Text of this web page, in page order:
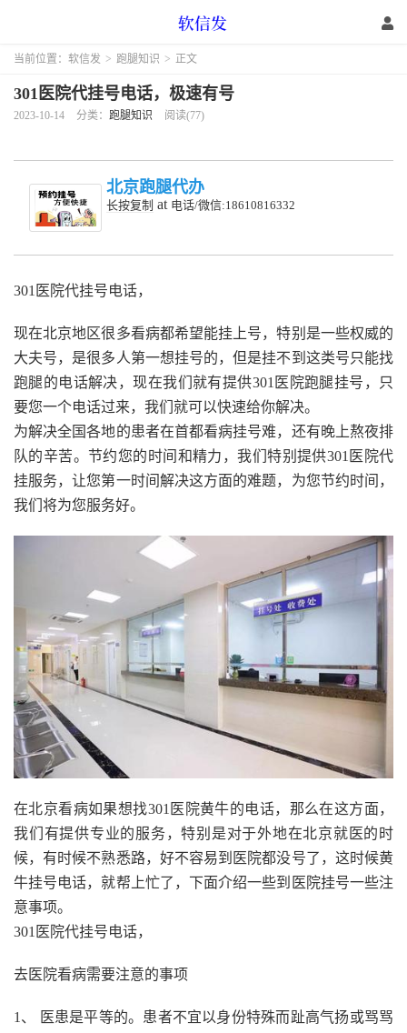
当前位置： 软信发 > 跑腿知识 > 正文
301医院代挂号电话，极速有号
2023-10-14 分类： 跑腿知识 阅读(77)
北京跑腿代办
长按复制 at 电话/微信:18610816332
301医院代挂号电话，
现在北京地区很多看病都希望能挂上号，特别是一些权威的
大夫号，是很多人第一想挂号的，但是挂不到这类号只能找
跑腿的电话解决，现在我们就有提供301医院跑腿挂号，只
要您一个电话过来，我们就可以快速给你解决。
为解决全国各地的患者在首都看病挂号难，还有晚上熬夜排
队的辛苦。节约您的时间和精力，我们特别提供301医院代
挂服务，让您第一时间解决这方面的难题，为您节约时间，
我们将为您服务好。
在北京看病如果想找301医院黄牛的电话，那么在这方面，
我们有提供专业的服务，特别是对于外地在北京就医的时
候，有时候不熟悉路，好不容易到医院都没号了，这时候黄
牛挂号电话，就帮上忙了，下面介绍一些到医院挂号一些注
意事项。
301医院代挂号电话，
去医院看病需要注意的事项
1、 医患是平等的。患者不宜以身份特殊而趾高气扬或骂骂